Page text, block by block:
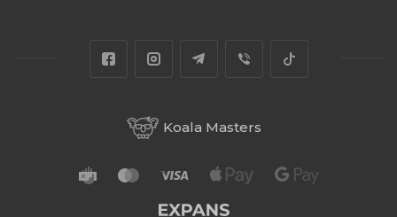
Koala Masters